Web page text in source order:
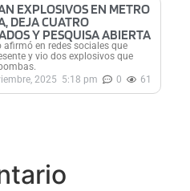
EXPLOSIVOS EN METRO
DEJA CUATRO
Y PESQUISA ABIERTA
afirmó en redes sociales que
y vio dos explosivos que
2025 5:18 pm 0 61